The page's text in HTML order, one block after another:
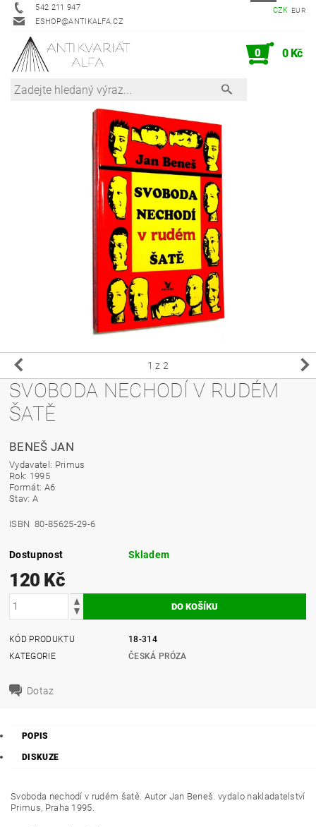
542 211 947
ESHOP@ANTIKALFA.CZ
CZK EUR
0 0 Kč
1 z 2
SVOBODA NECHODÍ V RUDÉM
ŠATĚ
BENEŠ JAN
Vydavatel: Primus
Rok: 1995
Formát: A6
Stav: A
ISBN 80-85625-29-6
Dostupnost Skladem
120 Kč
KÓD PRODUKTU
18-314
KATEGORIE
ČESKÁ PRÓZA
Dotaz
POPIS
DISKUZE
Svoboda nechodí v rudém šatě. Autor Jan Beneš. vydalo nakladatelství
Primus, Praha 1995.